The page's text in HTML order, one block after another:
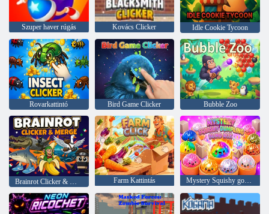
Szuper haver rúgás Kovács Clicker Idle Cookie Tycoon
Rovarkattintó Bird Game Clicker Bubble Zoo
Farm Kattintás Mystery Squishy gombóc vakdoboz